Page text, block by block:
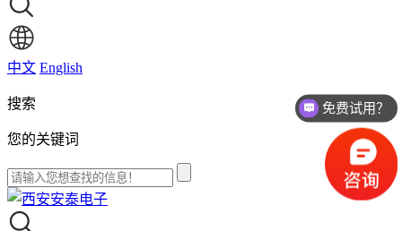
中文 English
搜索
您的关键词
免费试用？